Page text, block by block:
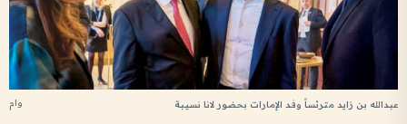
وام عبدالله بن زايد مترئساً وفد الإمارات بحضور لانا نسيبة